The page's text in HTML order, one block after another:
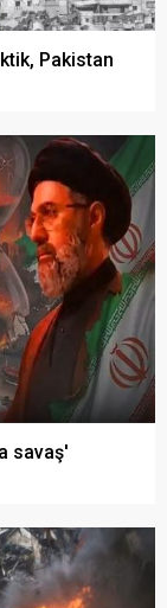
Pakistan
savaş'